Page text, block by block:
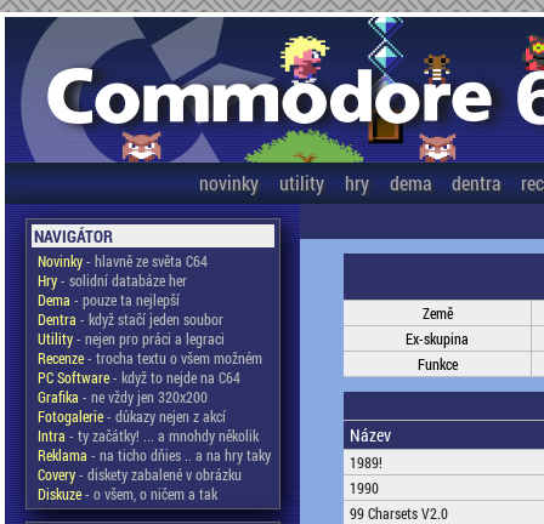
novinky utility hry dema dentra
NAVIGÁTOR
Novinky- hlavně ze světa C64
Hry- solidní databáze her
Dema - pouze ta nejlepší
Dentra - když stačí jeden soubor
Utility- nejen pro práci a legraci
Recenze- trocha textu o všem možném
PC Software- když to nejde na C64
Grafika - ne vždy jen 320x200
Fotogalerie- důkazy nejen z akcí
Intra - ty začátky! ... a mnohdy několik
Reklama - na ticho dňies .. a na hry taky
Covery- diskety zabalené v obrázku
Diskuze- o všem, o ničem a tak
Země
Ex-skupina
Funkce
Název
1989!
1990
99 Charsets V2.0